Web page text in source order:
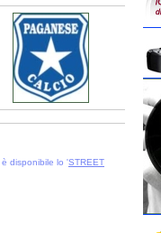
disponibile lo 'STREET